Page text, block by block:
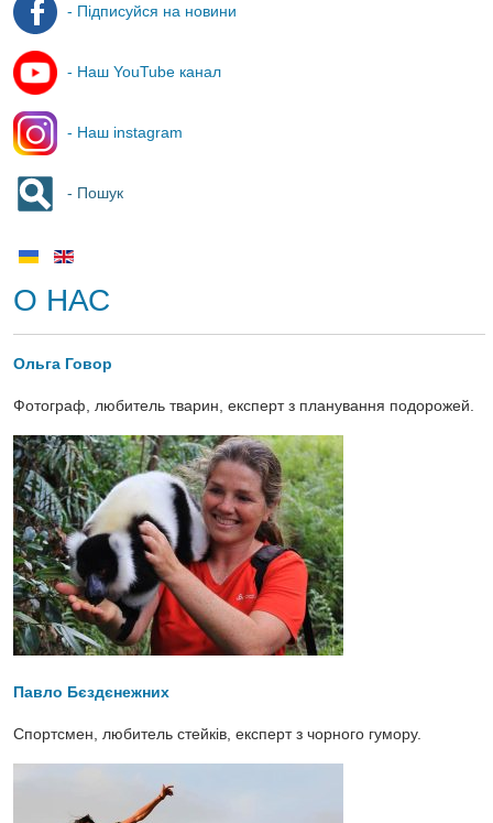
- Підписуйся на новини
- Наш YouTube канал
- Наш instagram
- Пошук
О НАС
Ольга Говор
Фотограф, любитель тварин, експерт з планування подорожей.
Павло Бєздєнежних
Спортсмен, любитель стейків, експерт з чорного гумору.